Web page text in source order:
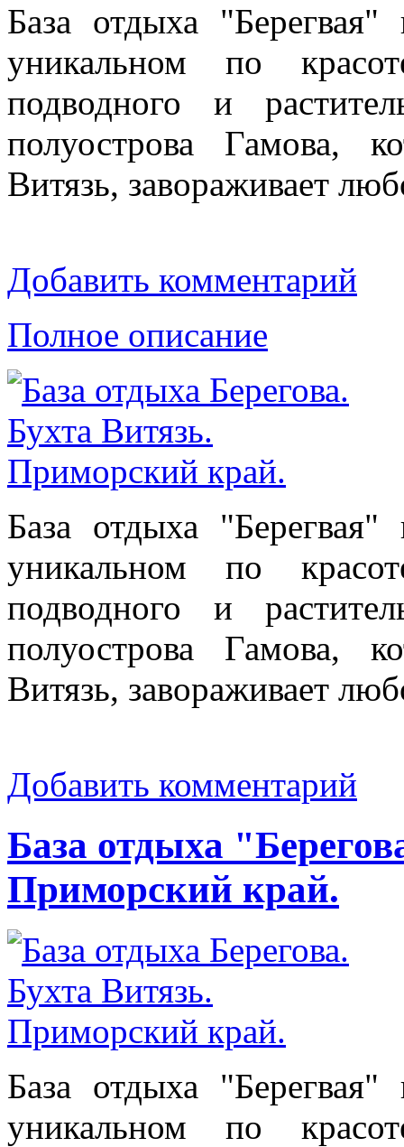
База отдыха
уникальном по
подводного и
полуострова Гамова,
Витязь, завораживает
Добавить комментарий
Полное описание
База отдыха
уникальном по
подводного и
полуострова Гамова,
Витязь, завораживает
Добавить комментарий
База отдыха
Приморский край.
База отдыха
уникальном по